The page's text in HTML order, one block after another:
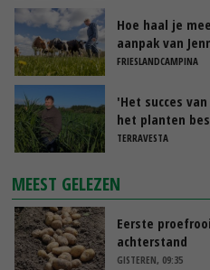
Hoe haal je
aanpak van
FRIESLANDCAMPINA
'Het succes
het planten
TERRAVESTA
MEEST GELEZEN
Eerste
achterstand
GISTEREN, 09:35